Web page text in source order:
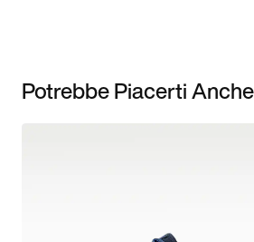
Potrebbe Piacerti Anche